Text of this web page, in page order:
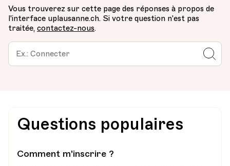
Vous trouverez sur cette page des réponses à propos de
l'interface uplausanne.ch. Si votre question n'est pas
traitée, contactez-nous.
Questions populaires
Comment m'inscrire ?